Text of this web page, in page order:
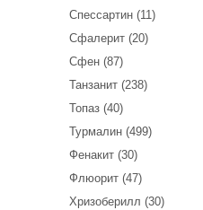
Спессартин (11)
Сфалерит (20)
Сфен (87)
Танзанит (238)
Топаз (40)
Турмалин (499)
Фенакит (30)
Флюорит (47)
Хризоберилл (30)